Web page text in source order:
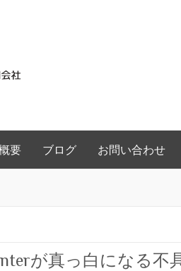
要 ブログ お問い合わせ
が真っ白になる不